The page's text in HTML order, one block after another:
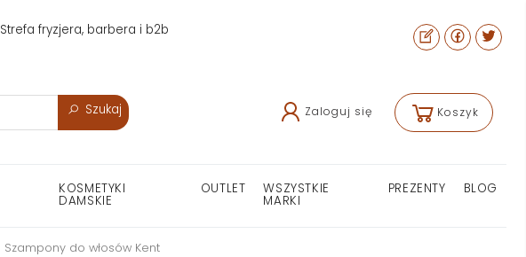
Strefa fryzjera, barbera i b2b
Szukaj Zaloguj się Koszyk
KOSMETYKI
DAMSKIE
OUTLET WSZYSTKIE
MARKI
PREZENTY BLOG
Szampony do włosów Kent